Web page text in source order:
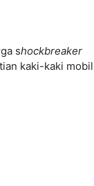
shockbreaker
kaki-kaki